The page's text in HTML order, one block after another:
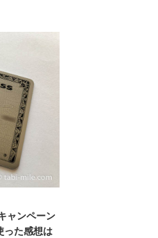
ャンペーン
った感想は